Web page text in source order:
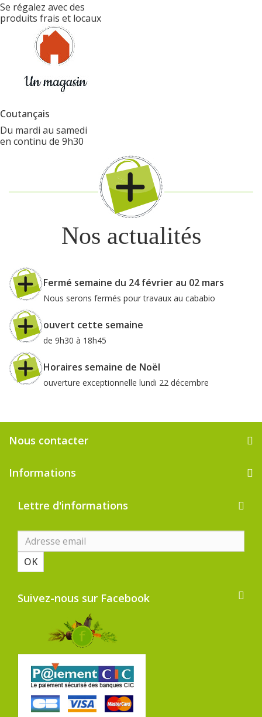
Se régalez avec des
produits frais et locaux
Coutançais
Du mardi au samedi
en continu de 9h30
Nos actualités
Fermé semaine du 24 février au 02 mars
Nous serons fermés pour travaux au cababio
ouvert cette semaine
de 9h30 à 18h45
Horaires semaine de Noël
ouverture exceptionnelle lundi 22 décembre
Nous contacter
Informations
Lettre d'informations
OK
Suivez-nous sur Facebook